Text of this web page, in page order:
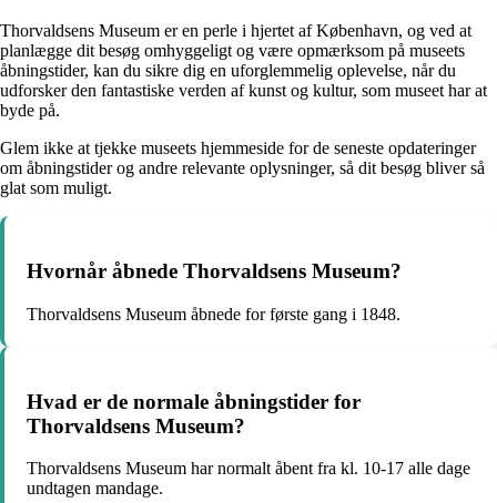
Thorvaldsens Museum er en perle i hjertet af København, og ved at
planlægge dit besøg omhyggeligt og være opmærksom på museets
åbningstider, kan du sikre dig en uforglemmelig oplevelse, når du
udforsker den fantastiske verden af kunst og kultur, som museet har at
byde på.
Glem ikke at tjekke museets hjemmeside for de seneste opdateringer
om åbningstider og andre relevante oplysninger, så dit besøg bliver så
glat som muligt.
Hvornår åbnede Thorvaldsens Museum?
Thorvaldsens Museum åbnede for første gang i 1848.
Hvad er de normale åbningstider for
Thorvaldsens Museum?
Thorvaldsens Museum har normalt åbent fra kl. 10-17 alle dage
undtagen mandage.